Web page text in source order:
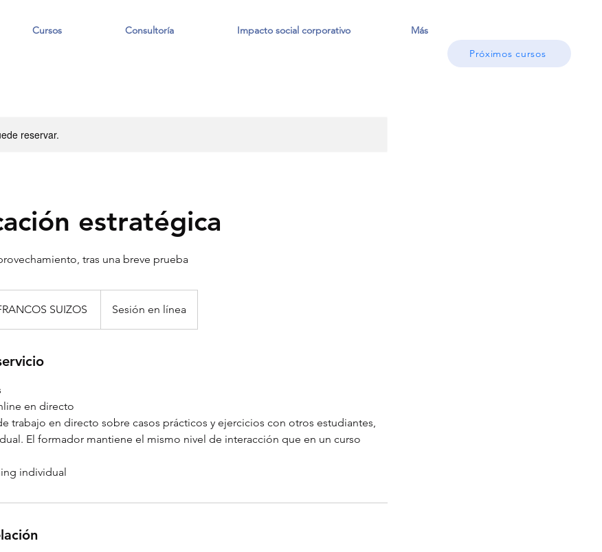
Próximos cursos
Cursos Consultoría Impacto social corporativo Más
reservar.
estratégica
tras una breve prueba
SUIZOS Sesión en línea
en directo
trabajo en directo sobre casos prácticos y ejercicios con otros estudiantes,
El formador mantiene el mismo nivel de interacción que en un curso
individual